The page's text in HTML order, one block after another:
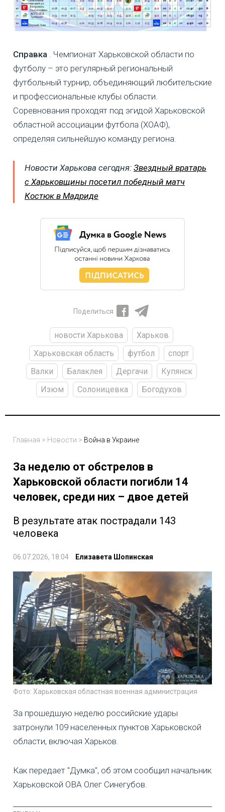
Справка . Чемпионат Харьковской области по
футболу – это регулярный региональный
футбольный турнир, объединяющий любительские
и профессиональные клубы области.
Соревнования проходят под эгидой Харьковской
областной ассоциации футбола (ХОАФ),
определяя сильнейшую команду региона.
Новости Харькова сегодня: Звездный вратарь
с Харьковщины посетил победный матч
Костюк в Мадриде
Поделиться
новости Харькова
Харьков
Харьковская область
футбол
спорт
Валки
Балаклея Дергачи
Купянск
Изюм
Солоницевка Богодухов
Главная > Новости > Война в Украине
За неделю от обстрелов в
Харьковской области погибли 14
человек, среди них – двое детей
В результате атак пострадали 143
человека
06.07.2026, 18:04 Елизавета Шопинская
Фото: Харьковская областная военная администрация
За прошедшую неделю российские удары
затронули 109 населенных пунктов Харьковской
области, включая Харьков.
Как передает "Думка", об этом сообщил начальник
Харьковской ОВА Олег Синегубов.